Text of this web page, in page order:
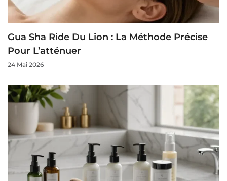
Gua Sha Ride Du Lion : La Méthode Précise
Pour L’atténuer
24 Mai 2026